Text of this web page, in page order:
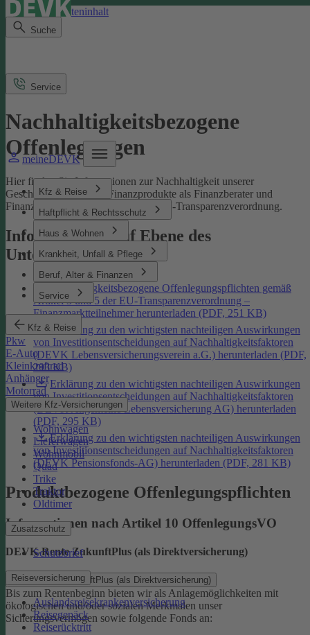
Direkt zum Seiteninhalt
Suche
meineDEVK
Kfz & Reise
Haftpflicht & Rechtsschutz
Haus & Wohnen
Krankheit, Unfall & Pflege
Beruf, Alter & Finanzen
Service
Kfz & Reise
Pkw
E-Auto
Kleinkraftrad
Anhänger
Motorrad
Weitere Kfz-Versicherungen
Wohnwagen
Lieferwagen
Wohnmobil
Quad
Trike
Traktor
Oldtimer
Zusatzschutz
Schutzbrief
Reiseversicherung
Auslandsreisekrankenversicherung
Reisegepäck
Reiserücktritt
Service
Nachhaltigkeitsbezogene
Offenlegungen
Hier finden Sie Informationen zur Nachhaltigkeit unserer
Geschäftsprozesse und Finanzprodukte als Finanzberater und
Finanzmarktteilnehmer gemäß der EU-Transparenzverordnung.
Informationen auf Ebene des
Unternehmens
Nachhaltigkeitsbezogene Offenlegungspflichten gemäß
Artikel 3 und 5 der EU-Transparenzverordnung –
Finanzmarktteilnehmer herunterladen (PDF, 251 KB)
Erklärung zu den wichtigsten nachteiligen Auswirkungen
von Investitionsentscheidungen auf Nachhaltigkeitsfaktoren
(DEVK Lebensversicherungsverein a.G.) herunterladen (PDF,
293 KB)
Erklärung zu den wichtigsten nachteiligen Auswirkungen
von Investitionsentscheidungen auf Nachhaltigkeitsfaktoren
(DEVK Allgemeine Lebensversicherung AG) herunterladen
(PDF, 295 KB)
Erklärung zu den wichtigsten nachteiligen Auswirkungen
von Investitionsentscheidungen auf Nachhaltigkeitsfaktoren
(DEVK Pensionsfonds-AG) herunterladen (PDF, 281 KB)
Produktbezogene Offenlegungspflichten
Informationen nach Artikel 10 OffenlegungsVO
DEVK-Rente ZukunftPlus (als Direktversicherung)
DEVK-Rente ZukunftPlus (als Direktversicherung)
Bis zum Rentenbeginn bieten wir als Anlagemöglichkeiten mit
ökologischen und/oder sozialen Merkmalen unser
Sicherungsvermögen sowie folgende Fonds an: